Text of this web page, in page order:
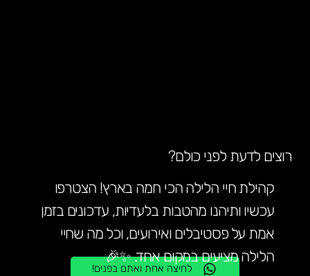
לחיצה אחת ואתם בפנים!
קהילת חיי הלילה הכי חמה בארץ! הצטרפו
עכשיו ותיהנו מהטבות בלעדיות, עדכונים בזמן
אמת על פסטיבלים ואירועים, וכל מה שחיי
הלילה מציעים במקום אחד. ✨🎉
רוצים לדעת לפני כולם?